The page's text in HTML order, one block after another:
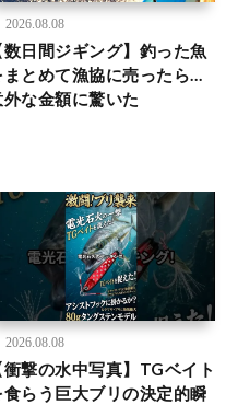
2026.08.08
数日間ジギング】釣った魚
まとめて漁協に売ったら…
外な金額に驚いた
2026.08.08
衝撃の水中写真】TGベイト
食らう巨大ブリの決定的瞬